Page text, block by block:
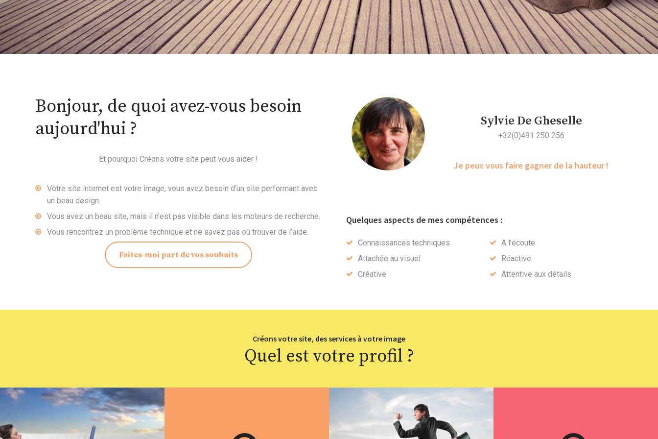
Bonjour, de quoi avez-vous besoin
aujourd'hui ?
Et pourquoi Créons votre site peut vous aider !
Votre site internet est votre image, vous avez besoin d’un site performant avec
un beau design.
Vous avez un beau site, mais il n’est pas visible dans les moteurs de recherche.
Vous rencontrez un problème technique et ne savez pas où trouver de l’aide.
Faites-moi part de vos souhaits
Sylvie De Gheselle
+32(0)491 250 256
Je peux vous faire gagner de la hauteur !
Quelques aspects de mes compétences :
Connaissances techniques
Attachée au visuel
Créative
A l’écoute
Réactive
Attentive aux détails
Créons votre site, des services à votre image
Quel est votre profil ?
Site WordPress et